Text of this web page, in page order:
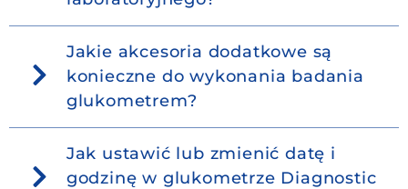
Jakie akcesoria dodatkowe są
konieczne do wykonania badania
glukometrem?
Jak ustawić lub zmienić datę i
godzinę w glukometrze Diagnostic